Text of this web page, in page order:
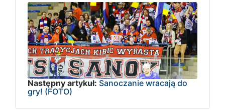
Następny artykuł: Sanoczanie wracają do
gry! (FOTO)